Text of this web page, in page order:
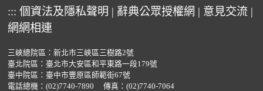
::: 個資法及隱私聲明 | 辭典公眾授權網 | 意見交流 |
網網相連
三峽總院區：新北市三峽區三樹路2號
臺北院區：臺北市大安區和平東路一段179號
臺中院區：臺中市豐原區師範街67號
電話總機： (02)7740-7890 傳真：(02)7740-7064